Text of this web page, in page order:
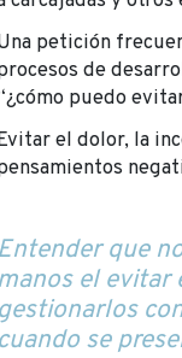
petición
de
puedo
el dolor, la
que
el evitar
se